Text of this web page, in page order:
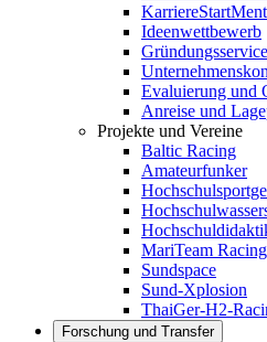
Ideenwettbewerb
Gründungsservice
Evaluierung und
Anreise und
Projekte und Vereine
Baltic Racing
Amateurfunker
MariTeam Racing
Sundspace
Sund-Xplosion
ThaiGer-H2-
Forschung und Transfer